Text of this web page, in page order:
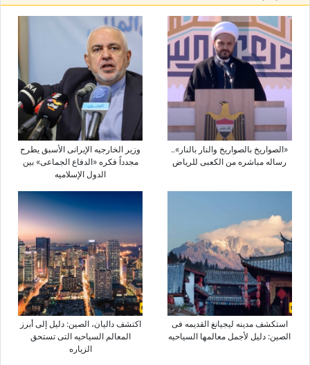
«الصواریخ بالصواریخ والنار بالنار»..
رساله مباشره من الکعبی للریاض
وزیر الخارجیه الإیرانی الأسبق یطرح
مجدداً فکره «الدفاع الجماعی» بین
الدول الإسلامیه
استکشف مدینه لیجیانغ القدیمه فی
الصین: دلیل لأجمل معالمها السیاحیه
اکتشف دالیان، الصین: دلیل إلى أبرز
المعالم السیاحیه التی تستحق
الزیاره